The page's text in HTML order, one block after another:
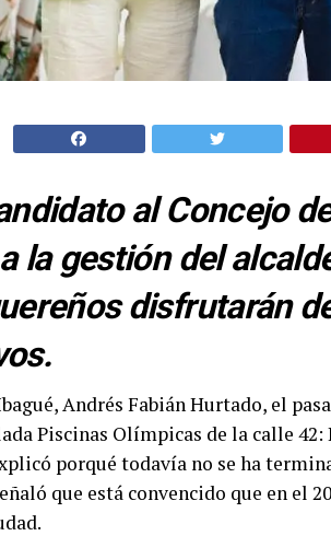
al Concejo
la gestión del
disfrutarán
Andrés Fabián Hurtado, el
Piscinas Olímpicas de la calle 42:
porqué todavía no se ha
que está convencido que en el